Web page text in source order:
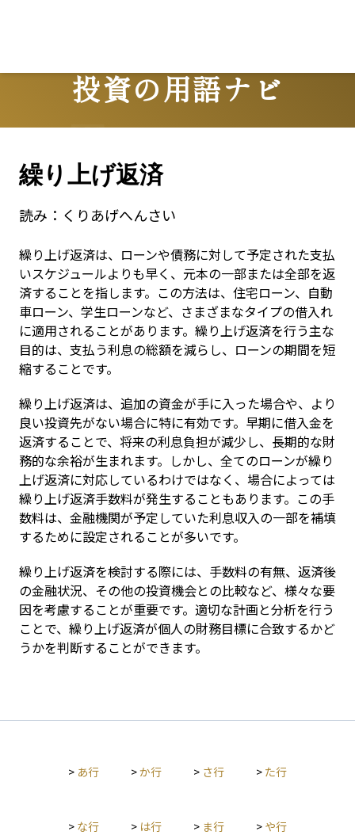
投資の用語ナビ
Terms
繰り上げ返済
読み： くりあげへんさい
繰り上げ返済は、ローンや債務に対して予定された支払
いスケジュールよりも早く、元本の一部または全部を返
済することを指します。この方法は、住宅ローン、自動
車ローン、学生ローンなど、さまざまなタイプの借入れ
に適用されることがあります。繰り上げ返済を行う主な
目的は、支払う利息の総額を減らし、ローンの期間を短
縮することです。
繰り上げ返済は、追加の資金が手に入った場合や、より
良い投資先がない場合に特に有効です。早期に借入金を
返済することで、将来の利息負担が減少し、長期的な財
務的な余裕が生まれます。しかし、全てのローンが繰り
上げ返済に対応しているわけではなく、場合によっては
繰り上げ返済手数料が発生することもあります。この手
数料は、金融機関が予定していた利息収入の一部を補填
するために設定されることが多いです。
繰り上げ返済を検討する際には、手数料の有無、返済後
の金融状況、その他の投資機会との比較など、様々な要
因を考慮することが重要です。適切な計画と分析を行う
ことで、繰り上げ返済が個人の財務目標に合致するかど
うかを判断することができます。
> あ行 >か行 > さ行 > た行
> な行 > は行 > ま行 > や行